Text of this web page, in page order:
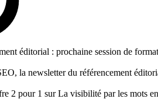
éditorial : prochaine session de
la newsletter du référencement
2 pour 1 sur La visibilité par les mots